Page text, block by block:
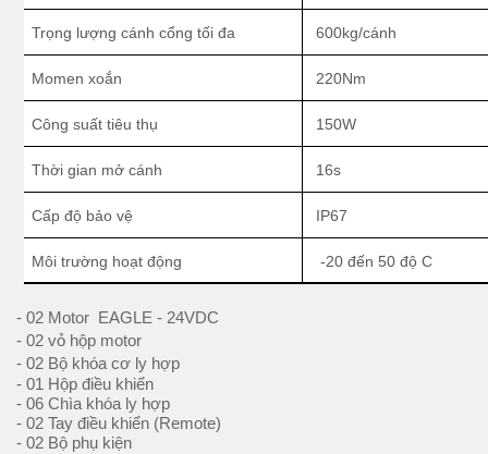
Trọng lượng cánh cổng tối đa 600kg/cánh
Momen xoắn 220Nm
Công suất tiêu thụ 150W
Thời gian mở cánh 16s
Cấp độ bảo vệ IP67
Môi trường hoạt động -20 đến 50 độ C
- 02 Motor EAGLE - 24VDC
- 02 vỏ hộp motor
- 02 Bộ khóa cơ ly hợp
- 01 Hộp điều khiển
- 06 Chìa khóa ly hợp
- 02 Tay điều khiển (Remote)
- 02 Bộ phụ kiện